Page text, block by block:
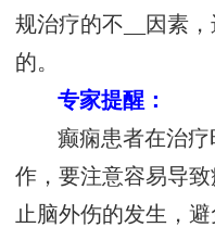
规治疗的不__因素
的。
专家提醒：
癫痫患者在治
作，要注意容易导
止脑外伤的发生，